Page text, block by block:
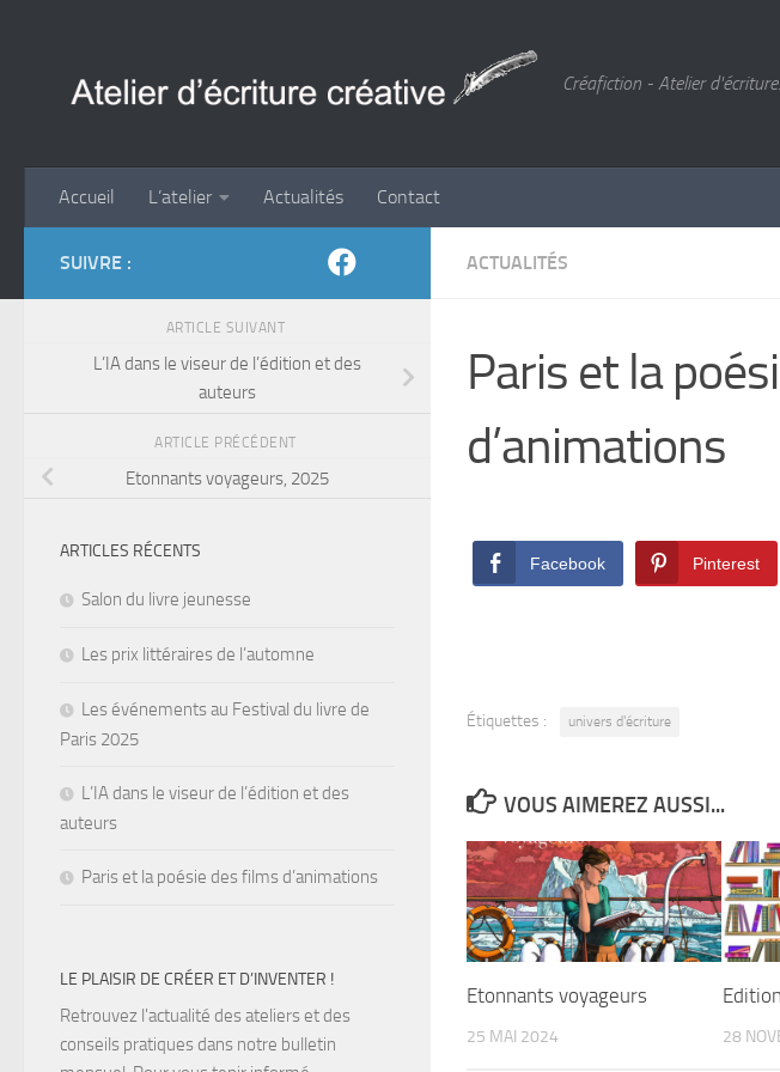
Créafiction - Atelier
Accueil L’atelier Actualités Contact
ACTUALITÉS
Paris et la
d’animations
Facebook Pinterest
Étiquettes : univers d'écriture
VOUS AIMEREZ AUSSI...
Etonnants voyageurs
25 MAI 2024 28
SUIVRE :
ARTICLE SUIVANT
L’IA dans le viseur de l’édition et des
auteurs
ARTICLE PRÉCÉDENT
Etonnants voyageurs, 2025
ARTICLES RÉCENTS
Salon du livre jeunesse
Les prix littéraires de l’automne
Les événements au Festival du livre de
Paris 2025
L’IA dans le viseur de l’édition et des
auteurs
Paris et la poésie des films d’animations
LE PLAISIR DE CRÉER ET D’INVENTER !
Retrouvez l'actualité des ateliers et des
conseils pratiques dans notre bulletin